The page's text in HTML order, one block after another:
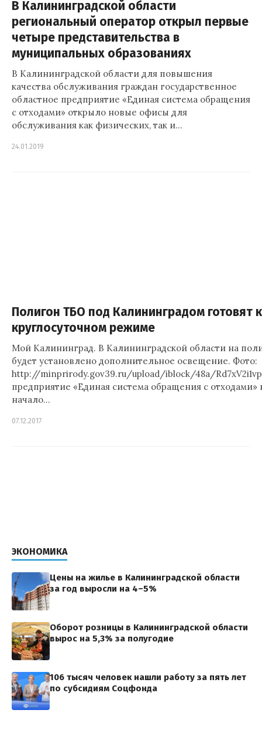
В Калининградской области
региональный оператор открыл первые
четыре представительства в
муниципальных образованиях
В Калининградской области для повышения
качества обслуживания граждан государственное
областное предприятие «Единая система обращения
с отходами» открыло новые офисы для
обслуживания как физических, так и…
24.01.2019
Полигон ТБО под Калининградом готовят
круглосуточном режиме
Мой Калининград. В Калининградской области на
будет установлено дополнительное освещение. Фото:
http://minprirody.gov39.ru/upload/iblock/48a/
предприятие «Единая система обращения с отходами»
начало…
07.12.2017
ЭКОНОМИКА
Цены на жилье в Калининградской области
за год выросли на 4–5%
Оборот розницы в Калининградской области
вырос на 5,3% за полугодие
106 тысяч человек нашли работу за пять лет
по субсидиям Соцфонда